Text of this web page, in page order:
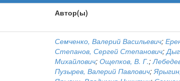
Автор(ы)
Семченко, Валерий Васильевич;
Степанов, Сергей Степанович;
Михайлович; Ощепков, В. Г.;
Пузырев, Валерий Павлович;